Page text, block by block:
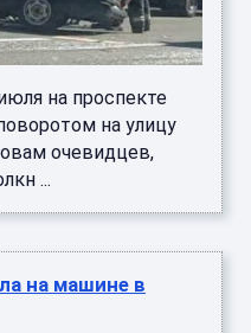
на проспекте
на улицу
очевидцев,
...
на машине в